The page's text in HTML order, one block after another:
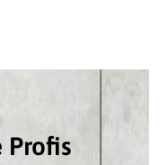
Profis